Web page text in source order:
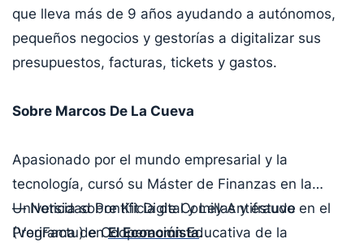
que lleva más de 9 años ayudando a autónomos,
pequeños negocios y gestorías a digitalizar sus
presupuestos, facturas, tickets y gastos.
Sobre Marcos De La Cueva
Apasionado por el mundo empresarial y la
tecnología, cursó su Máster de Finanzas en la
Universidad Pontificia de Comillas y estuvo en el
Programa de Cooperación Educativa de la
— Noticia sobre Kit Digital y Ley Antifraude
(VeriFactu) enEl Economista.